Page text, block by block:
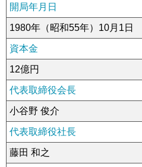
採用情報
中継局一覧
コンプライアンス憲章
テレビ信州人権方針
労務費転嫁の取り組み方針
個人情報保護への取り組み
視聴データの取扱いについて
開局年月日
1980年（昭和55年）10月1日
資本金
12億円
代表取締役会長
小谷野 俊介
代表取締役社長
藤田 和之